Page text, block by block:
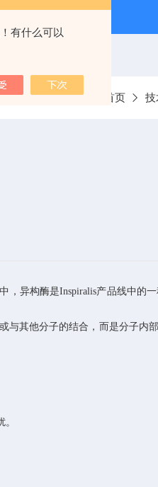
有什么可以
SEA-133
当前位置： 首页 技
异构酶是Inspiralis产品线中的
其他分子的结合，而是分子内